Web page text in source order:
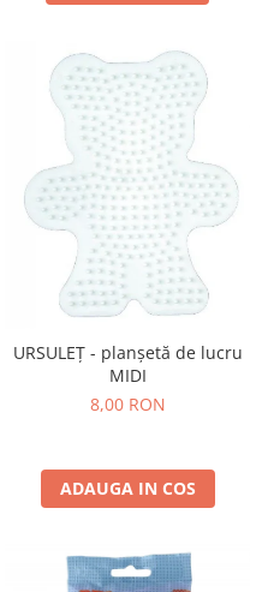
URSULEȚ - planșetă de lucru
MIDI
8,00 RON
ADAUGA IN COS